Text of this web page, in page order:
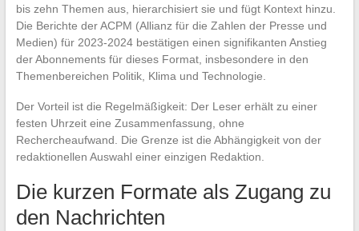
bis zehn Themen aus, hierarchisiert sie und fügt Kontext hinzu.
Die Berichte der ACPM (Allianz für die Zahlen der Presse und
Medien) für 2023-2024 bestätigen einen signifikanten Anstieg
der Abonnements für dieses Format, insbesondere in den
Themenbereichen Politik, Klima und Technologie.
Der Vorteil ist die Regelmäßigkeit: Der Leser erhält zu einer
festen Uhrzeit eine Zusammenfassung, ohne
Rechercheaufwand. Die Grenze ist die Abhängigkeit von der
redaktionellen Auswahl einer einzigen Redaktion.
Die kurzen Formate als Zugang zu
den Nachrichten